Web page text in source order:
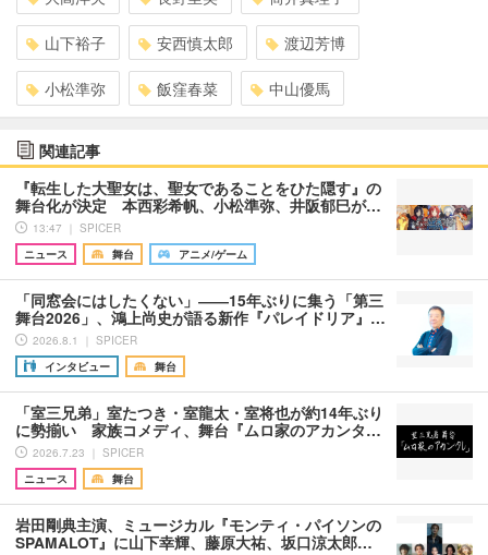
山下裕子 安西慎太郎 渡辺芳博
小松準弥 飯窪春菜 中山優馬
関連記事
『転生した大聖女は、聖女であることをひた隠す』の
舞台化が決定 本西彩希帆、小松準弥、井阪郁巳が…
13:47 ｜ SPICER
ニュース
舞台 アニメ/ゲーム
「同窓会にはしたくない」――15年ぶりに集う「第三
舞台2026」、鴻上尚史が語る新作『パレイドリア』…
2026.8.1 ｜ SPICER
インタビュー
舞台
「室三兄弟」室たつき・室龍太・室将也が約14年ぶり
に勢揃い 家族コメディ、舞台『ムロ家のアカンタ…
2026.7.23 ｜ SPICER
ニュース
舞台
岩田剛典主演、ミュージカル『モンティ・パイソンの
SPAMALOT』に山下幸輝、藤原大祐、坂口涼太郎…